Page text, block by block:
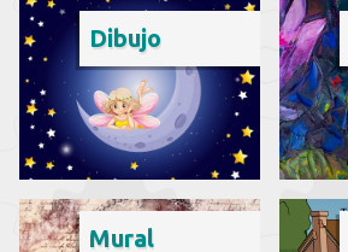
Dibujo
Mural